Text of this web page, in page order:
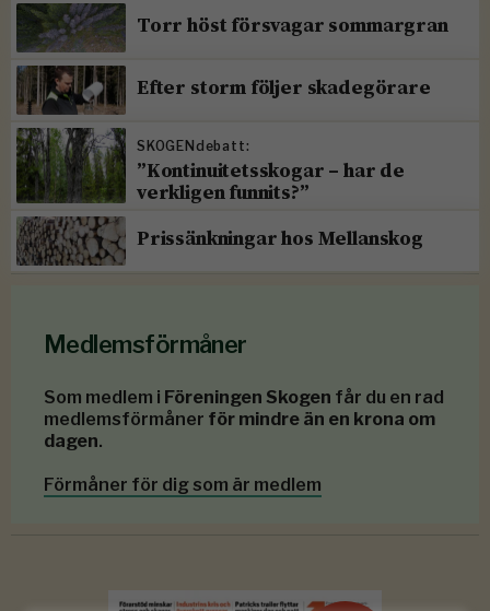
Torr höst försvagar sommargran
Efter storm följer skadegörare
SKOGENdebatt:
”Kontinuitetsskogar – har de
verkligen funnits?”
Prissänkningar hos Mellanskog
Medlemsförmåner
Som medlem i Föreningen Skogen får du en rad
medlemsförmåner för mindre än en krona om
dagen.
Förmåner för dig som är medlem